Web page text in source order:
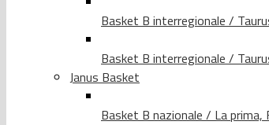
Basket B interregionale /
Basket B interregionale /
Janus Basket
Basket B nazionale / La prima,